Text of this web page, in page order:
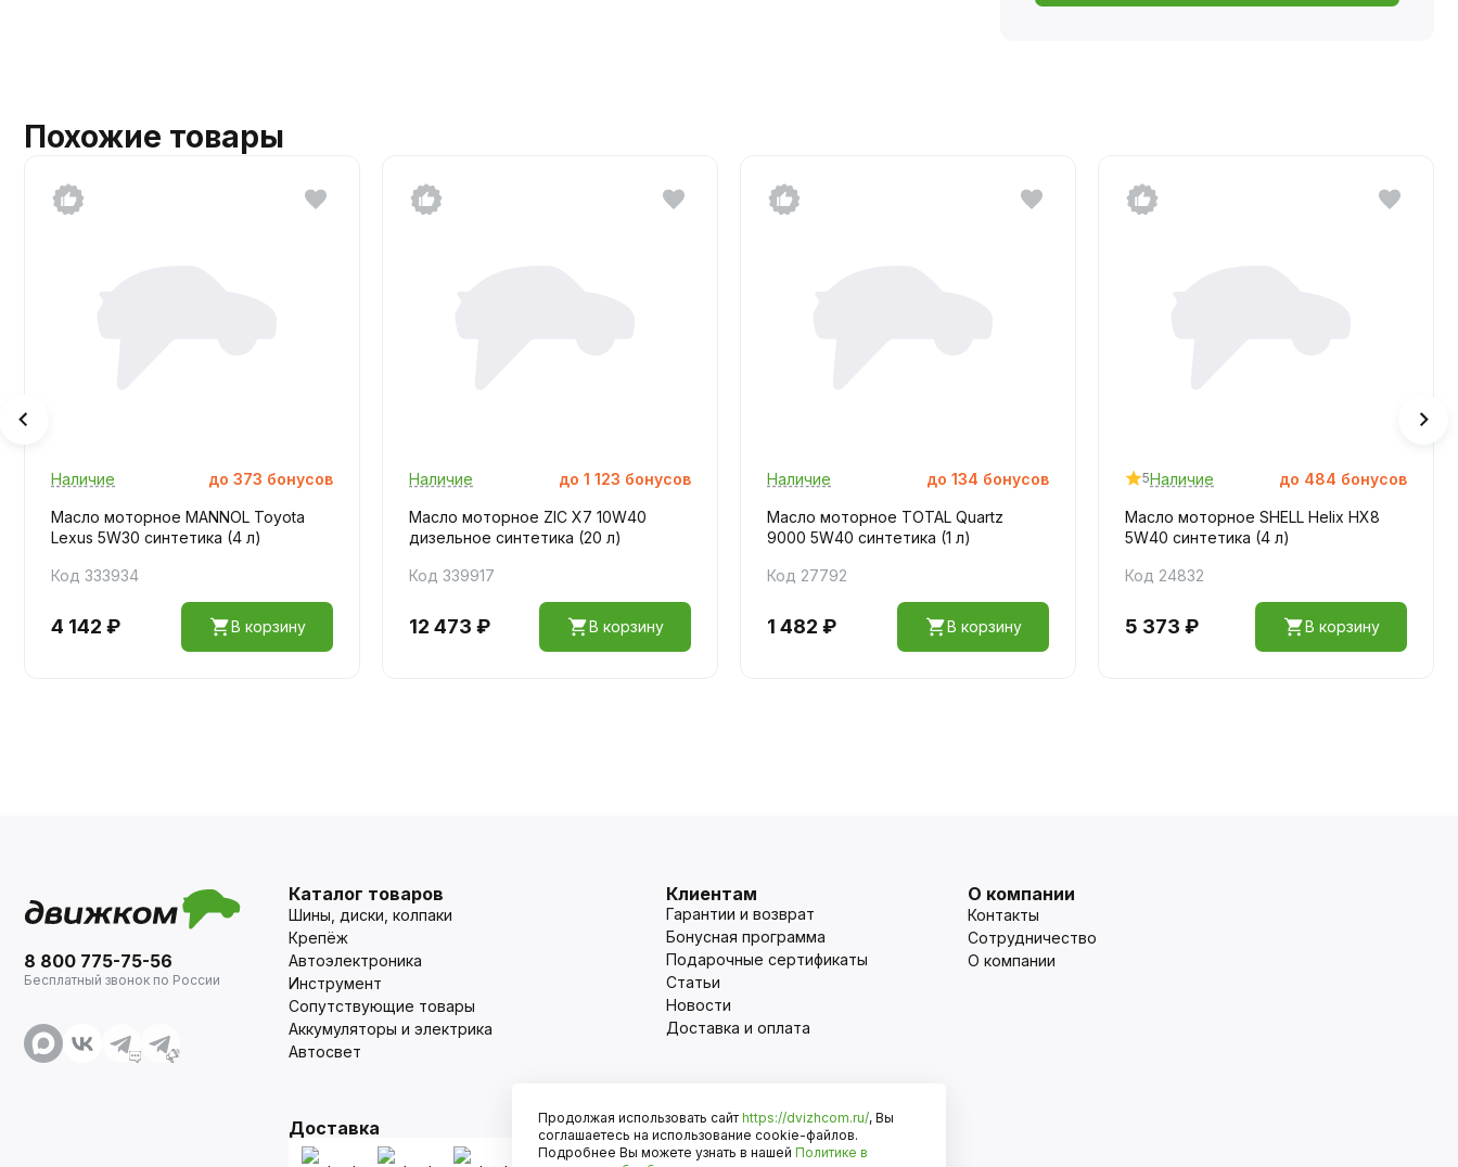
Похожие товары
Наличие до 373 бонусов
Масло моторное MANNOL Toyota
Lexus 5W30 синтетика (4 л)
Код 333934
4 142 ₽ В корзину
Наличие до 1 123 бонусов
Масло моторное ZIC X7 10W40
дизельное синтетика (20 л)
Код 339917
12 473 ₽ В корзину
Наличие до 134 бонусов
Масло моторное TOTAL Quartz
9000 5W40 синтетика (1 л)
Код 27792
1 482 ₽ В корзину
5Наличие до 484 бонусов
Масло моторное SHELL Helix HX8
5W40 синтетика (4 л)
Код 24832
5 373 ₽ В корзину
8 800 775-75-56
Бесплатный звонок по России
Каталог товаров
Шины, диски, колпаки
Крепёж
Автоэлектроника
Инструмент
Сопутствующие товары
Аккумуляторы и электрика
Автосвет
Клиентам
Гарантии и возврат
Бонусная программа
Подарочные сертификаты
Статьи
Новости
Доставка и оплата
О компании
Контакты
Сотрудничество
О компании
Доставка Оплата
Продолжая использовать сайт https://dvizhcom.ru/, Вы
соглашаетесь на использование cookie-файлов.
Подробнее Вы можете узнать в нашей Политике в